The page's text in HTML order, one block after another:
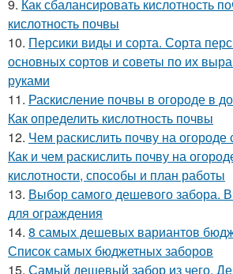
9. Как сбалансировать кислотность
кислотность почвы
10. Персики виды и сорта. Сорта
основных сортов и советы по их
руками
11. Раскисление почвы в огороде в
Как определить кислотность почвы
12. Чем раскислить почву на огороде
Как и чем раскислить почву на
кислотности, способы и план работы
13. Выбор самого дешевого забора.
для ограждения
14. 8 самых дешевых вариантов
Список самых бюджетных заборов
15. Самый дешевый забор из чего.